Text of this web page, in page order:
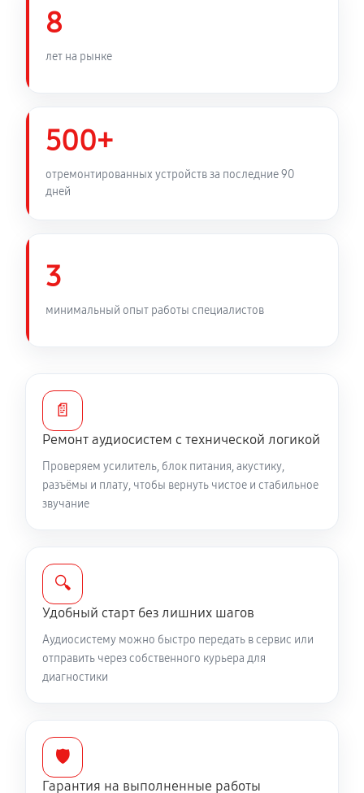
8
лет на рынке
500+
отремонтированных устройств за последние 90
дней
3
минимальный опыт работы специалистов
📄
Ремонт аудиосистем с технической логикой
Проверяем усилитель, блок питания, акустику,
разъёмы и плату, чтобы вернуть чистое и стабильное
звучание
🔍
Удобный старт без лишних шагов
Аудиосистему можно быстро передать в сервис или
отправить через собственного курьера для
диагностики
🛡️
Гарантия на выполненные работы